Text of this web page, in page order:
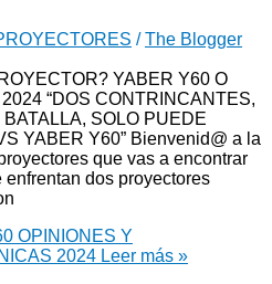
/The Blogger
YABER Y60 O
“DOS CONTRINCANTES,
SOLO PUEDE
YABER Y60” Bienvenid@ a la
que vas a encontrar
dos proyectores
OPINIONES Y
2024 Leer más »